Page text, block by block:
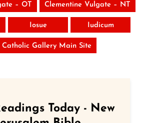
– OT Clementine Vulgate – NT
Iosue Iudicum
Catholic Gallery Main Site
Today - New